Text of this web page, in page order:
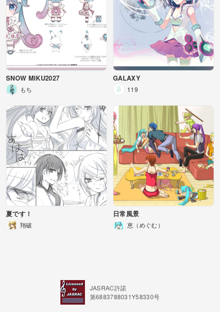
SNOW MIKU2027
もち
GALAXY
119
夏です！
翔破
日常風景
恵（めぐむ）
JASRAC許諾
第6883788031Y58330号